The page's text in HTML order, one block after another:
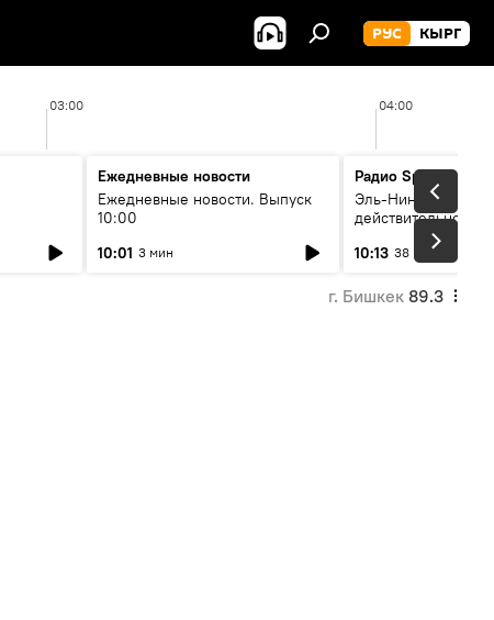
РУС КЫРГ
03:00 04:00
Ежедневные новости
Ежедневные новости. Выпуск
10:00
10:01 3 мин
Радио Sputnik
Эль-Ниньо, жара и
действительно
погоду в
10:13 38 мин
г. Бишкек 89.3